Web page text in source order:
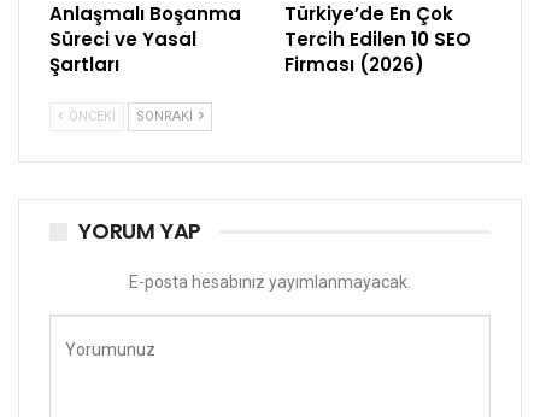
Anlaşmalı Boşanma
Süreci ve Yasal
Şartları
Türkiye’de En Çok
Tercih Edilen 10 SEO
Firması (2026)
ÖNCEKI SONRAKI
YORUM YAP
E-posta hesabınız yayımlanmayacak.